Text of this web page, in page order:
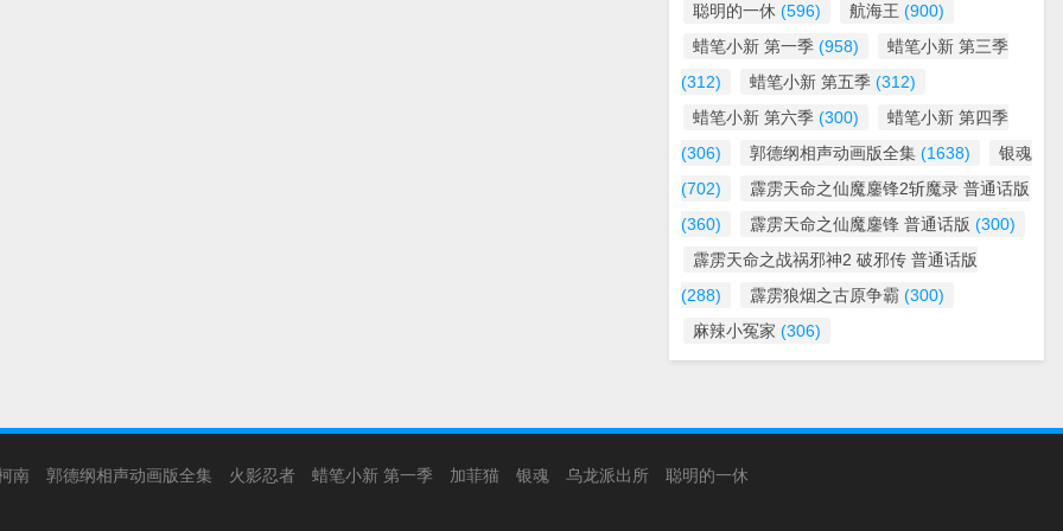
聪明的一休 (596) 航海王 (900)
蜡笔小新 第一季 (958)
蜡笔小新 第三季
(312)
蜡笔小新 第五季 (312)
蜡笔小新 第六季 (300)
蜡笔小新 第四季
(306)
郭德纲相声动画版全集 (1638)
银魂
(702)
霹雳天命之仙魔鏖锋2斩魔录 普通话版
(360)
霹雳天命之仙魔鏖锋 普通话版 (300)
霹雳天命之战祸邪神2 破邪传 普通话版
(288)
霹雳狼烟之古原争霸 (300)
麻辣小冤家 (306)
南 郭德纲相声动画版全集 火影忍者 蜡笔小新 第一季 加菲猫 银魂 乌龙派出所 聪明的一休